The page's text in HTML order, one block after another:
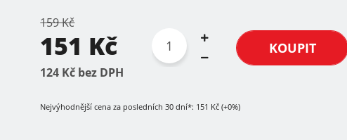
159 Kč
151 Kč
124 Kč bez DPH
KOUPIT
Nejvýhodnější cena za posledních 30 dní*: 151 Kč (+0%)